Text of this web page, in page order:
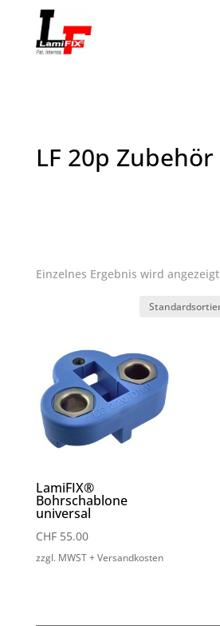
LF 20p Zubehör
Einzelnes Ergebnis wird angezeigt
LamiFIX®
Bohrschablone
universal
CHF55.00
zzgl. MWST + Versandkosten